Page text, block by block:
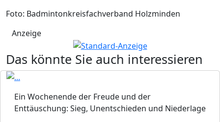
Foto: Badmintonkreisfachverband Holzminden
Anzeige
Das könnte Sie auch interessieren
Ein Wochenende der Freude und der
Enttäuschung: Sieg, Unentschieden und Niederlage